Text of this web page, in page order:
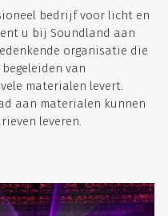
bedrijf voor licht en
u bij Soundland aan
organisatie die
van
materialen levert.
aan materialen kunnen
leveren.